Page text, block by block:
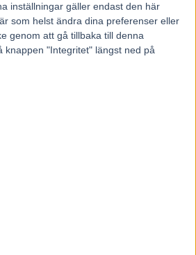
inställningar gäller endast den här
som helst ändra dina preferenser eller
genom att gå tillbaka till denna
knappen "Integritet" längst ned på
V85 ÖSTERSUND: Världens
hingst är tillbaka
2026